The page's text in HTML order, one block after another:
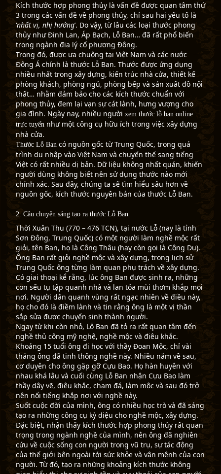
Kích thước hợp phong thủy là vấn đề được quan tâm thứ
3 trong các vấn đề về phong thủy, chỉ sau hai yếu tố là
‘nhất vị, nhị hướng’. Do vậy, từ lâu các loại thước phong
thủy như Đinh Lan, Áp Bạch, Lỗ Ban… đã rất phổ biến
trong ngành địa lý cổ phương Đông.
Trong đó, được ưa chuộng tại Việt Nam và các nước
Đông Á chính là thước Lỗ Ban. Thước được ứng dụng
nhiều nhất trong xây dựng, kiến trúc nhà cửa, thiết kế
phòng khách, phòng ngủ, phòng bếp và sản xuất đồ nội
thất… nhằm đảm bảo cho các kích thước chuẩn với
phong thủy, đem lại vạn sự cát lành, hưng vượng cho
gia đình. Ngày nay, nhiều người xem thước lỗ ban online
trực tuyến như một công cụ hữu ích trong việc xây dựng
nhà cửa.
Thước Lỗ Ban có nguồn gốc từ Trung Quốc, trong quá
trình du nhập vào Việt Nam và chuyển thể sang tiếng
Việt có rất nhiều dị bản. Dữ liệu không nhất quán, khiến
người dùng không biết nên sử dụng thước nào mới
chính xác. Sau đây, chúng ta sẽ tìm hiểu sâu hơn về
nguồn gốc, kích thước nguyên bản của thước Lỗ Ban.
2. Câu chuyện sáng tạo ra thước Lỗ Ban
Thời Xuân Thu (770 – 476 TCN), tại nước Lỗ (nay là tỉnh
Sơn Đông, Trung Quốc) có một người làm nghề mộc rất
giỏi, tên Ban, họ là Công Thâu (hay còn gọi là Công Du).
Ông Ban rất giỏi nghề mộc và xây dựng, trong lịch sử
Trung Quốc ông từng làm quan phụ trách về xây dựng.
Có giai thoại kể rằng, lúc ông Ban được sinh ra, những
con sếu tụ tập quanh nhà và lan tỏa mùi thơm khắp mọi
nơi. Người dân quanh vùng rất ngạc nhiên về điều này,
họ cho đó là điềm lành và tin rằng ông là một vị thần
sắp sửa được chuyển sinh thành người.
Ngay từ khi còn nhỏ, Lỗ Ban đã tỏ ra rất quan tâm đến
nghề thủ công mỹ nghệ, nghề mộc và điêu khắc.
Khoảng 15 tuổi ông đi học với thầy Đoan Mộc, chỉ vài
tháng ông đã tinh thông nghề này. Nhiều năm về sau,
cơ duyên cho ông gặp gỡ Cựu Bao. Họ hàn huyên với
nhau khá lâu và cuối cùng Lỗ Ban nhận Cựu Bao làm
thầy dậy vẽ, điêu khắc, chạm đá, làm mộc và sau đó trở
nên nổi tiếng khắp nơi với nghề này.
Suốt cuộc đời của mình, ông có nhiều học trò và đã sáng
tạo ra những công cụ kỳ diệu cho nghề mộc, xây dựng.
Đặc biệt, nhận thấy kích thước hợp phong thủy rất quan
trọng trong ngành nghề của mình, nên ông đã nghiên
cứu về cuộc sống con người trong vũ trụ, sự tác động
của thế giới bên ngoài tới sức khỏe và vận mệnh của con
người. Từ đó, tạo ra những khoảng kích thước không